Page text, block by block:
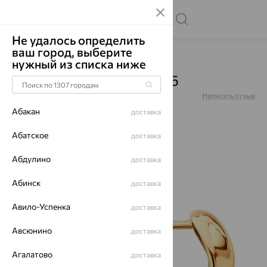
Главная Каталог Серьги Без вставок
Серьги, золото, 0201065
Артикул:0201065 Написать отзыв
Не удалось определить
ваш город, выберите
нужный из списка ниже
Абакан доставка
Абатское доставка
Абдулино доставка
Абинск доставка
Авило-Успенка доставка
Авсюнино доставка
Агалатово доставка